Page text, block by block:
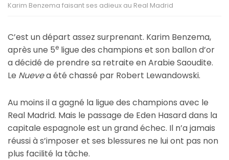
Karim Benzema faisant ses adieux au Real Madrid
C’est un départ assez surprenant. Karim Benzema,
après une 5e ligue des champions et son ballon d’or
a décidé de prendre sa retraite en Arabie Saoudite.
Le Nuevea été chassé par Robert Lewandowski.
Au moins il a gagné la ligue des champions avec le
Real Madrid. Mais le passage de Eden Hasard dans la
capitale espagnole est un grand échec. Il n’a jamais
réussi à s’imposer et ses blessures ne lui ont pas non
plus facilité la tâche.